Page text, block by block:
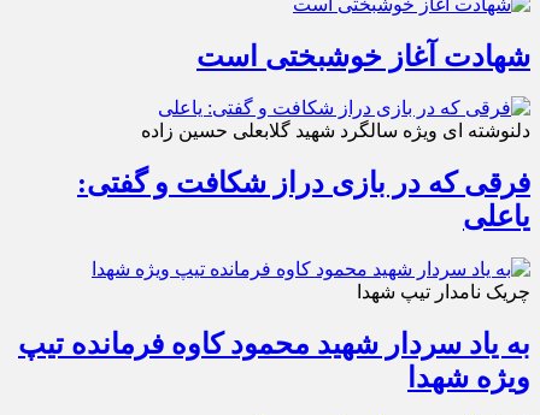
شهادت آغاز خوشبختی است
دلنوشته ای ویژه سالگرد شهید گلابعلی حسین زاده
فرقی که در بازی دراز شکافت و گفتی:
یاعلی
چریک نامدار تیپ شهدا
به یاد سردار شهید محمود کاوه فرمانده تیپ
ویژه شهدا